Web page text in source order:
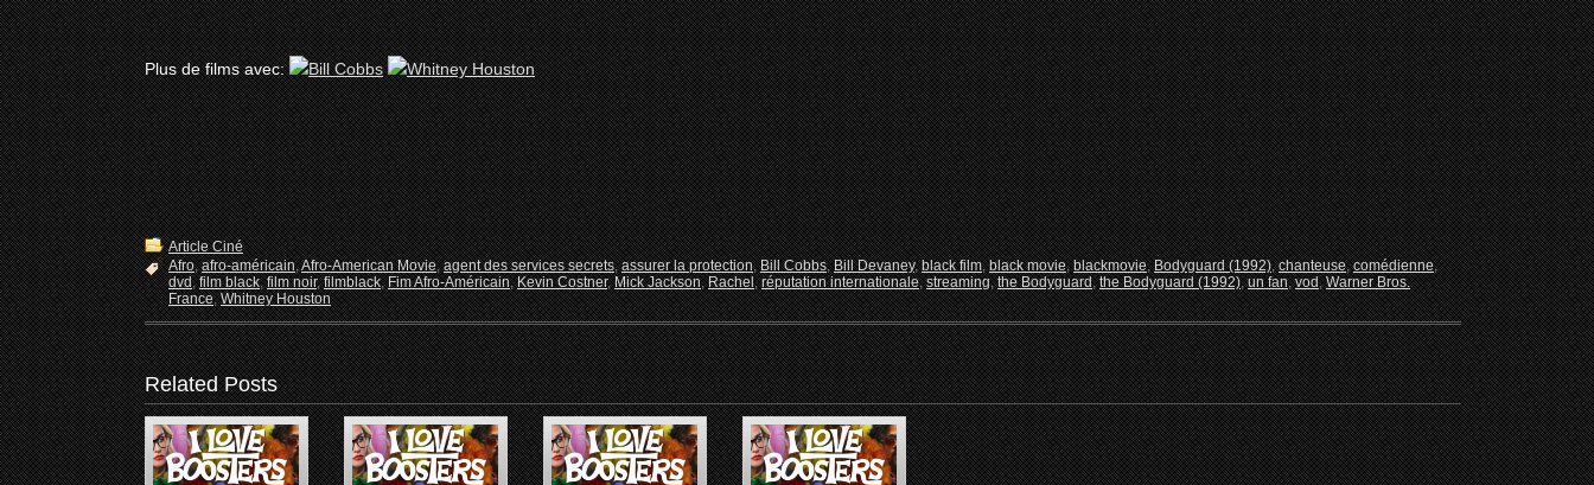
Plus de films avec:
Article Ciné
Afro,afro-américain,Afro-American Movie,agent des services secrets,assurer la protection,Bill Cobbs,Bill Devaney,black film,black movie,blackmovie,Bodyguard (1992),chanteuse,comédienne,
dvd,film black,film noir,filmblack,Fim Afro-Américain,Kevin Costner,Mick Jackson,Rachel,réputation internationale,streaming,the Bodyguard,the Bodyguard (1992),un fan,vod,Warner Bros.
France,Whitney Houston
Related Posts